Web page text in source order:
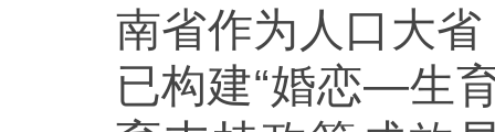
南省作为人口大
已构建“婚恋—生